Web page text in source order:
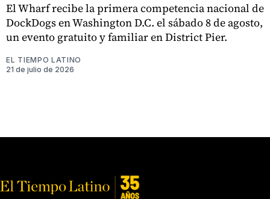
El Wharf recibe la primera competencia nacional de
DockDogs en Washington D.C. el sábado 8 de agosto,
un evento gratuito y familiar en District Pier.
EL TIEMPO LATINO
21 de julio de 2026